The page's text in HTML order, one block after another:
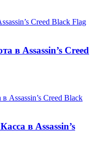
в Assassin’s Creed
в Assassin’s